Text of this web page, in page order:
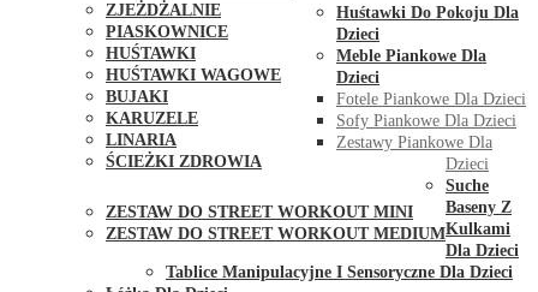
ZJEŻDŻALNIE
PIASKOWNICE
HUŚTAWKI
HUŚTAWKI WAGOWE
BUJAKI
KARUZELE
LINARIA
ŚCIEŻKI ZDROWIA
ZESTAW DO STREET WORKOUT MINI
ZESTAW DO STREET WORKOUT MEDIUM
Huśtawki Do Pokoju Dla
Dzieci
Meble Piankowe Dla
Dzieci
Fotele Piankowe Dla Dzieci
Sofy Piankowe Dla Dzieci
Zestawy Piankowe Dla
Dzieci
Suche
Baseny Z
Kulkami
Dla Dzieci
Tablice Manipulacyjne I Sensoryczne Dla Dzieci